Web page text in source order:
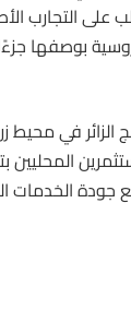
التجارب
بوصفها
في محيط
جودة الخدمات